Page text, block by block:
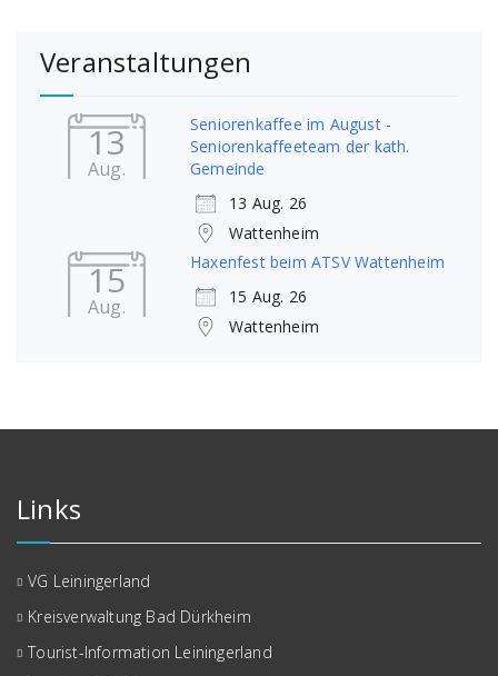
Veranstaltungen
13
Aug.
Seniorenkaffee im August -
Seniorenkaffeeteam der kath.
Gemeinde
13 Aug. 26
Wattenheim
15
Aug.
Haxenfest beim ATSV Wattenheim
15 Aug. 26
Wattenheim
Links
VG Leiningerland
Kreisverwaltung Bad Dürkheim
Tourist-Information Leiningerland